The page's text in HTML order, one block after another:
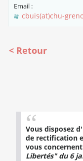
Email :
cbuis(at)chu-
Retour
Vous disposez
de rectification
vous
Libertés" du 6